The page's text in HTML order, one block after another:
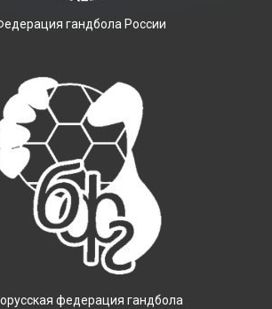
гандбола России
федерация гандбола